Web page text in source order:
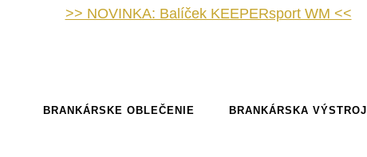
>> NOVINKA: Balíček KEEPERsport WM <<
BRANKÁRSKE OBLEČENIE BRANKÁRSKA VÝSTROJ